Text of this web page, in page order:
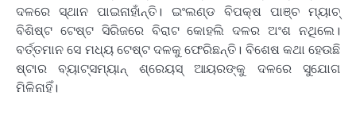
ଦଳରେ ସ୍ଥାନ ପାଇନାହାଁନ୍ତି। ଇଂଲଣ୍ଡ ବିପକ୍ଷ ପାଞ୍ଚ ମ୍ୟାଚ୍
ବିଶିଷ୍ଟ ଟେଷ୍ଟ ସିରିଜରେ ବିରାଟ କୋହଲି ଦଳର ଅଂଶ ନଥିଲେ।
ବର୍ତ୍ତମାନ ସେ ମଧ୍ୟ ଟେଷ୍ଟ ଦଳକୁ ଫେରିଛନ୍ତି। ବିଶେଷ କଥା ହେଉଛି
ଷ୍ଟାର ବ୍ୟାଟ୍ସମ୍ୟାନ୍ ଶ୍ରେୟସ୍ ଆୟରଙ୍କୁ ଦଳରେ ସୁଯୋଗ
ମିଳିନାହିଁ।